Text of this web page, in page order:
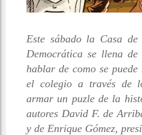
Este sábado la Casa
Democrática se llena
hablar de como se
el colegio a través de
armar un puzle de la
autores David F. de
y de Enrique Gómez,